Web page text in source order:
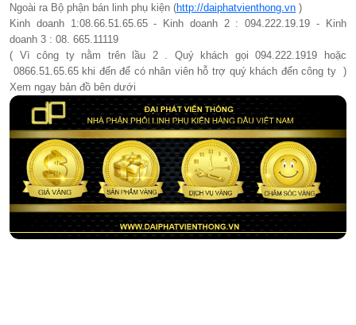
Ngoài ra Bộ phận bán linh phụ kiện (http://daiphatvienthong.vn )
Kinh doanh 1:08.66.51.65.65 - Kinh doanh 2 : 094.222.19.19 - Kinh
doanh 3 : 08. 665.11119
( Vì công ty nằm trên lầu 2 . Quý khách gọi 094.222.1919 hoặc
0866.51.65.65 khi đến để có nhân viên hỗ trợ quý khách đến công ty )
Xem ngay bản đồ bên dưới